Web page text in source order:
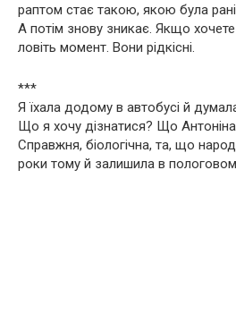
раптом стає такою, якою була
А потім знову зникає. Якщо
ловіть момент. Вони рідкісні.
***
Я їхала додому в автобусі й
Що я хочу дізнатися? Що
Справжня, біологічна, та, що
роки тому й залишила в